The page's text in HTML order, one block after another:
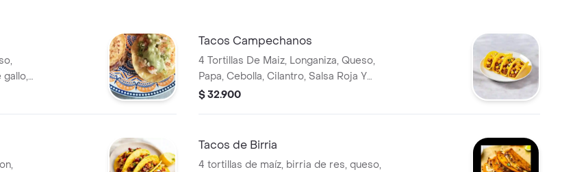
Tacos Campechanos
4 Tortillas De Maiz, Longaniza, Queso,
Papa, Cebolla, Cilantro, Salsa Roja Y
Limon
$ 32.900
Tacos de Birria
4 tortillas de maíz, birria de res, queso,